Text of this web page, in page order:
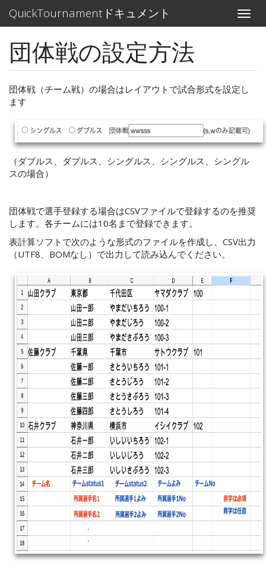
QuickTournamentドキュメント
Toggle
団体戦の設定方法
団体戦（チーム戦）の場合はレイアウトで試合形式を設定し
ます
（ダブルス、ダブルス、シングルス、シングルス、シングル
スの場合）
団体戦で選手登録する場合はCSVファイルで登録するのを推奨
します。各チームには10名まで登録できます。
表計算ソフトで次のような形式のファイルを作成し、CSV出力
（UTF8、BOMなし）で出力して読み込んでください。